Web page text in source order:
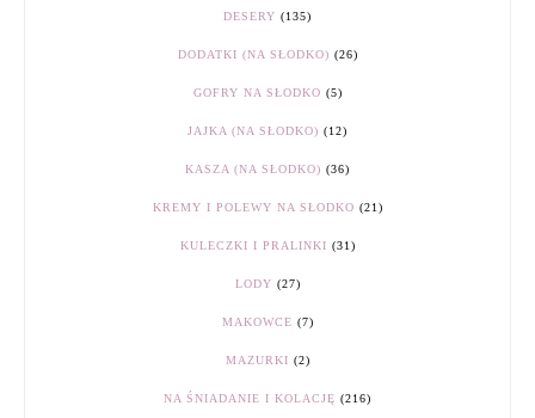
DESERY (135)
DODATKI (NA SŁODKO) (26)
GOFRY NA SŁODKO (5)
JAJKA (NA SŁODKO) (12)
KASZA (NA SŁODKO) (36)
KREMY I POLEWY NA SŁODKO (21)
KULECZKI I PRALINKI (31)
LODY (27)
MAKOWCE (7)
MAZURKI (2)
NA ŚNIADANIE I KOLACJĘ (216)